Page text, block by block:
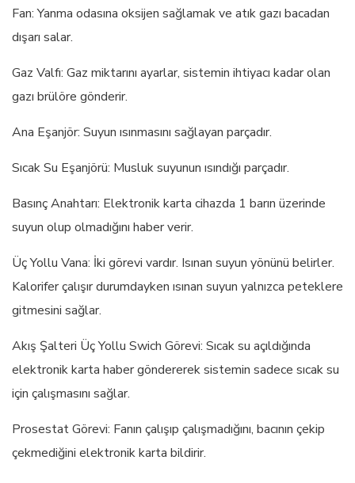
Fan: Yanma odasına oksijen sağlamak ve atık gazı bacadan
dışarı salar.
Gaz Valfı: Gaz miktarını ayarlar, sistemin ihtiyacı kadar olan
gazı brülöre gönderir.
Ana Eşanjör: Suyun ısınmasını sağlayan parçadır.
Sıcak Su Eşanjörü: Musluk suyunun ısındığı parçadır.
Basınç Anahtarı: Elektronik karta cihazda 1 barın üzerinde
suyun olup olmadığını haber verir.
Üç Yollu Vana: İki görevi vardır. Isınan suyun yönünü belirler.
Kalorifer çalışır durumdayken ısınan suyun yalnızca peteklere
gitmesini sağlar.
Akış Şalteri Üç Yollu Swich Görevi: Sıcak su açıldığında
elektronik karta haber göndererek sistemin sadece sıcak su
için çalışmasını sağlar.
Prosestat Görevi: Fanın çalışıp çalışmadığını, bacının çekip
çekmediğini elektronik karta bildirir.